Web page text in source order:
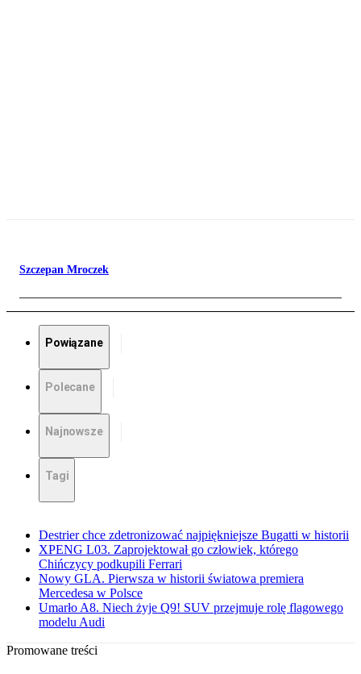
Szczepan Mroczek
Powiązane
Polecane
Najnowsze
Tagi
Destrier chce zdetronizować najpiękniejsze Bugatti w historii
XPENG L03. Zaprojektował go człowiek, którego
Chińczycy podkupili Ferrari
Nowy GLA. Pierwsza w historii światowa premiera
Mercedesa w Polsce
Umarło A8. Niech żyje Q9! SUV przejmuje rolę flagowego
modelu Audi
Promowane treści